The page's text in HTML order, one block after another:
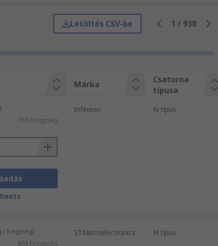
Az áram áthalad, ha nincs
ellenálláshoz, és általában
az áram a leeresztéstől a
alacsonyabb a feszültség, annál
EK hasonlóak a normál
Letöltés CSV-be 1 / 938
Márka
Csatorna
típusa
713 Ft/egység
Infineon N típus
/ 5 egység)
603 Ft/egység
STMicroelectronics N típus